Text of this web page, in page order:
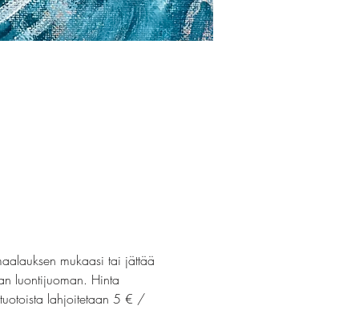
mukaasi tai jättää
luontijuoman. Hinta
lahjoitetaan 5 € /